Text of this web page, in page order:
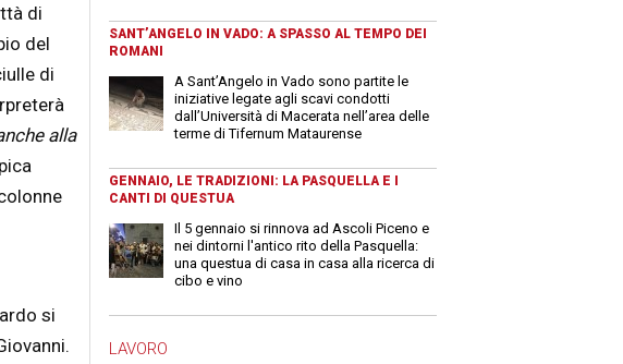
di
del
di
alla
si
SANT’ANGELO IN VADO: A SPASSO AL TEMPO DEI
ROMANI
A Sant’Angelo in Vado sono partite le
iniziative legate agli scavi condotti
dall’Università di Macerata nell’area delle
terme di Tifernum Mataurense
GENNAIO, LE TRADIZIONI: LA PASQUELLA E I
CANTI DI QUESTUA
Il 5 gennaio si rinnova ad Ascoli Piceno e
nei dintorni l'antico rito della Pasquella:
una questua di casa in casa alla ricerca di
cibo e vino
LAVORO